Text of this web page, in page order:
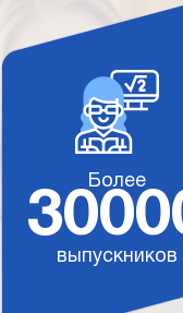
Более
выпускников